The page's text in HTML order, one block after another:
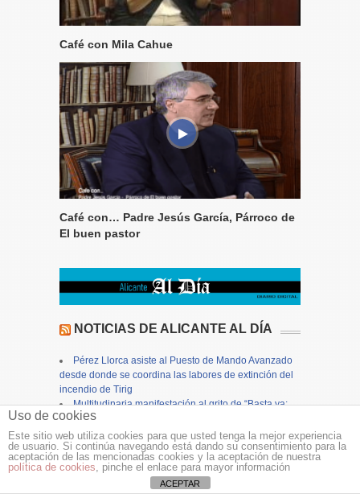
Café con Mila Cahue
Café con… Padre Jesús García, Párroco de
El buen pastor
NOTICIAS DE ALICANTE AL DÍA
Pérez Llorca asiste al Puesto de Mando Avanzado
desde donde se coordina las labores de extinción del
incendio de Tirig
Multitudinaria manifestación al grito de “Basta ya:
Ceuta no se rinde”
El ‘Rasca 5 años para ti’ de la ONCE deja 850.000
euros en Finestrat y el cupón diario reparte 70.000 €
en Villena
Alicante autoriza las fiestas en urbanizaciones en
las zonas de playa el fin de semana del 14 al 16 de
Uso de cookies
Este sitio web utiliza cookies para que usted tenga la mejor experiencia
de usuario. Si continúa navegando está dando su consentimiento para la
aceptación de las mencionadas cookies y la aceptación de nuestra
política de cookies, pinche el enlace para mayor información
ACEPTAR